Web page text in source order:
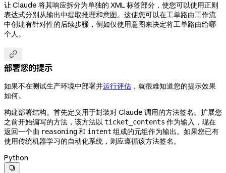
让 Claude 将其响应拆分为单独的 XML 标签部分，使您可以使用正则
表达式分别从输出中提取推理和意图。这使您可以在工单路由工作流
中创建有针对性的后续步骤，例如仅使用意图来决定将工单路由给哪
个人。

部署您的提示
如果不在测试生产环境中部署并运行评估 ，就很难知道您的提示效果
如何。
构建部署结构。首先定义用于封装对 Claude 调用的方法签名。扩展您
之前开始编写的方法，该方法以 ticket_contents 作为输入，现在
返回一个由 reasoning和 intent 组成的元组作为输出。如果您已有
使用传统机器学习的自动化系统，则应遵循该方法签名。
Python
